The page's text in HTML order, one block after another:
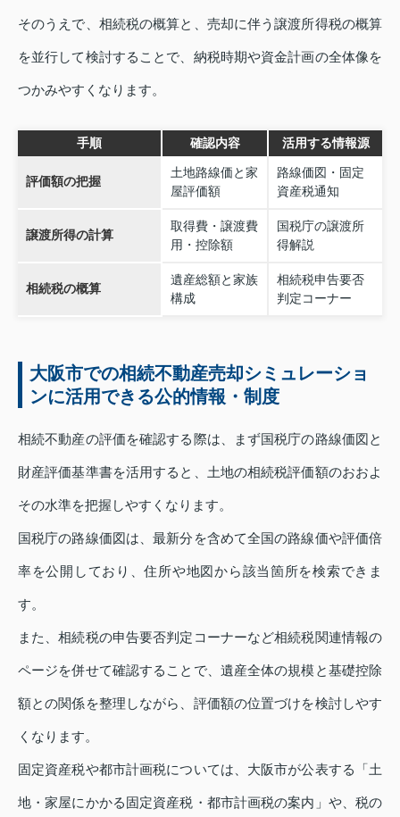
そのうえで、相続税の概算と、売却に伴う譲渡所得税の概算
を並行して検討することで、納税時期や資金計画の全体像を
つかみやすくなります。
手順 確認内容 活用する情報源
評価額の把握
土地路線価と家
屋評価額
路線価図・固定
資産税通知
譲渡所得の計算
取得費・譲渡費
用・控除額
国税庁の譲渡所
得解説
相続税の概算
遺産総額と家族
構成
相続税申告要否
判定コーナー
大阪市での相続不動産売却シミュレーショ
ンに活用できる公的情報・制度
相続不動産の評価を確認する際は、まず国税庁の路線価図と
財産評価基準書を活用すると、土地の相続税評価額のおおよ
その水準を把握しやすくなります。
国税庁の路線価図は、最新分を含めて全国の路線価や評価倍
率を公開しており、住所や地図から該当箇所を検索できま
す。
また、相続税の申告要否判定コーナーなど相続税関連情報の
ページを併せて確認することで、遺産全体の規模と基礎控除
額との関係を整理しながら、評価額の位置づけを検討しやす
くなります。
固定資産税や都市計画税については、大阪市が公表する「土
地・家屋にかかる固定資産税・都市計画税の案内」や、税の